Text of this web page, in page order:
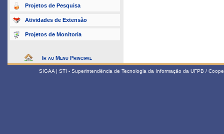
Projetos de Pesquisa
Atividades de Extensão
Projetos de Monitoria
Ir ao Menu Principal
SIGAA | STI - Superintendência de Tecnologia da Informação da UFPB /